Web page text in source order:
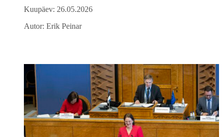
Kuupäev: 26.05.2026
Autor: Erik Peinar